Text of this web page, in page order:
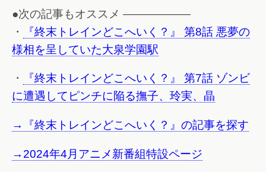
●次の記事もオススメ ——————
・
『終末トレインどこへいく？』 第8話 悪夢の
様相を呈していた大泉学園駅
・
『終末トレインどこへいく？』 第7話 ゾンビ
に遭遇してピンチに陥る撫子、玲実、晶
→『終末トレインどこへいく？』の記事を探す
→2024年4月アニメ新番組特設ページ